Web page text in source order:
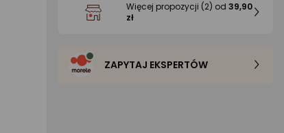
Więcej propozycji (2) od 39,90
zł
ZAPYTAJ EKSPERTÓW